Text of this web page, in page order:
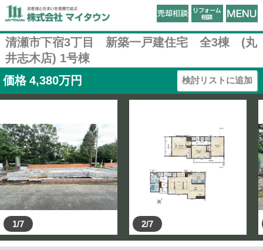
清瀬市下宿3丁目 新築一戸建住宅 全3棟 (丸
井志木店) 1号棟
価格 4,380万円 検討リストに追加
1/7 2/7